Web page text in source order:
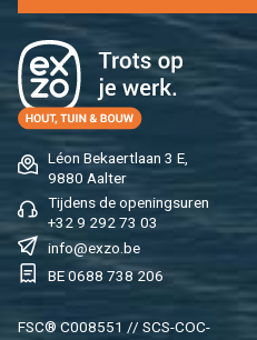
Léon Be­kaert­laan 3 E,
9880 Aal­ter
Tij­dens de ope­nings­uren
+32 9 292 73 03
info@​exzo.​be
BE 0688 738 206
FSC® C008551 // SCS-COC-